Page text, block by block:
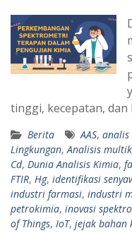
tinggi, kecepatan, dan
Berita AAS,
Lingkungan, Analisis
Cd, Dunia Analisis Kimia,
FTIR, Hg, identifikasi
industri farmasi, industri
petrokimia, inovasi
of Things, IoT, jejak bahan